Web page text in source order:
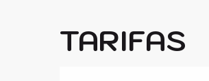
TARIFAS